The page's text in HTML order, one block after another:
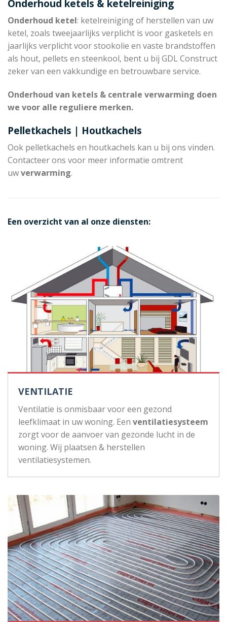
Onderhoud ketels & ketelreiniging
Onderhoud ketel: ketelreiniging of herstellen van uw
ketel, zoals tweejaarlijks verplicht is voor gasketels en
jaarlijks verplicht voor stookolie en vaste brandstoffen
als hout, pellets en steenkool, bent u bij GDL Construct
zeker van een vakkundige en betrouwbare service.
Onderhoud van ketels & centrale verwarming doen
we voor alle reguliere merken.
Pelletkachels | Houtkachels
Ook pelletkachels en houtkachels kan u bij ons vinden.
Contacteer ons voor meer informatie omtrent
uwverwarming.
Een overzicht van al onze diensten:
VENTILATIE
Ventilatie is onmisbaar voor een gezond
leefklimaat in uw woning. Een ventilatiesysteem
zorgt voor de aanvoer van gezonde lucht in de
woning. Wij plaatsen & herstellen
ventilatiesystemen.